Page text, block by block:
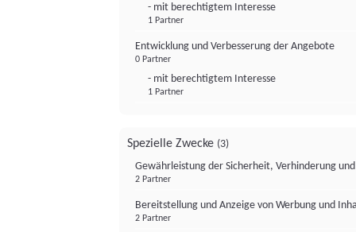
- mit berechtigtem Interesse
1 Partner
Entwicklung und Verbesserung der Angebote
0 Partner
- mit berechtigtem Interesse
1 Partner
Spezielle Zwecke (3)
Gewährleistung der Sicherheit, Verhinderung
2 Partner
Bereitstellung und Anzeige von Werbung und
2 Partner